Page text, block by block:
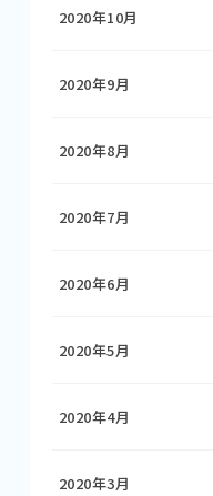
2020年10月
2020年9月
2020年8月
2020年7月
2020年6月
2020年5月
2020年4月
2020年3月